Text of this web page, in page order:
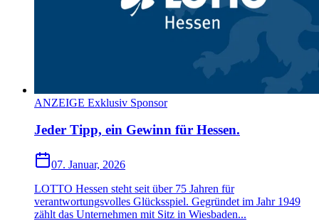
ANZEIGE Exklusiv Sponsor
Jeder Tipp, ein Gewinn für Hessen.
07. Januar, 2026
LOTTO Hessen steht seit über 75 Jahren für
verantwortungsvolles Glücksspiel. Gegründet im Jahr 1949
zählt das Unternehmen mit Sitz in Wiesbaden...